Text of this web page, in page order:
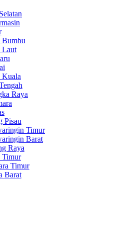
Bumbu
Laut
Kuala
Raya
Pisau
Timur
Barat
Raya
Timur
Timur
Barat